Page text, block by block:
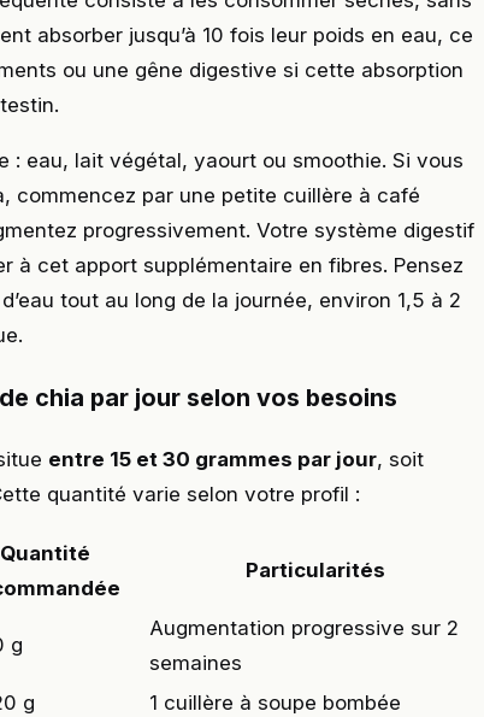
absorber jusqu’à 10 fois leur poids en eau, ce
ou une gêne digestive si cette absorption
: eau, lait végétal, yaourt ou smoothie. Si vous
commencez par une petite cuillère à café
progressivement. Votre système digestif
à cet apport supplémentaire en fibres. Pensez
tout au long de la journée, environ 1,5 à 2
chia par jour selon vos besoins
entre 15 et 30 grammes par jour, soit
quantité varie selon votre profil :
Quantité
Particularités
g
Augmentation progressive sur 2
semaines
g
1 cuillère à soupe bombée